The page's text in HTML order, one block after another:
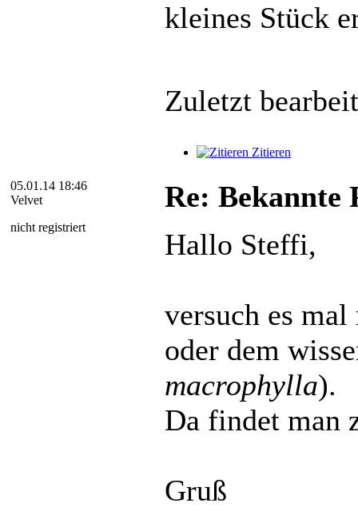
kleines Stück
Zuletzt
Zitieren
05.01.14 18:46
Velvet
nicht registriert
Re: Bekannte
Hallo Steffi,
versuch es
oder dem
macrophylla).
Da findet man
Gruß